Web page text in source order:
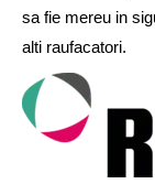
sa fie mereu in
alti raufacatori.